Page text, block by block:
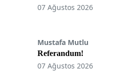
07 Ağustos 2026
Mustafa Mutlu
Referandum!
07 Ağustos 2026